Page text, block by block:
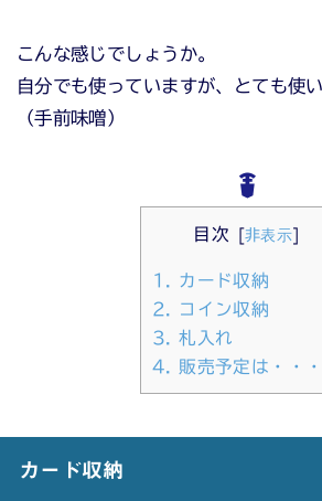
こんな感じでしょうか。
自分でも使っていますが、とても使
（手前味噌）
目次 [非表示]
1.
カード収納
2.
コイン収納
3.
札入れ
4.
販売予定は・・
カード収納